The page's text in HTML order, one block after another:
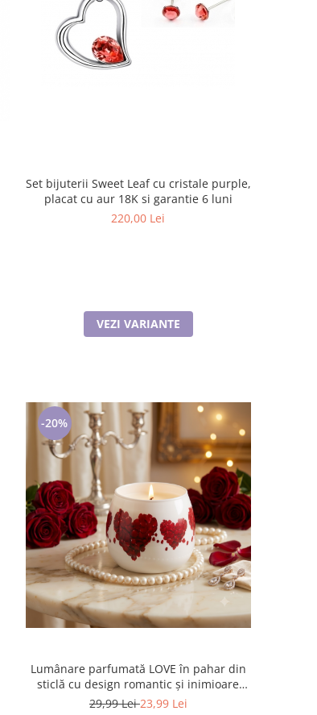
Set bijuterii Sweet Leaf cu cristale purple,
placat cu aur 18K si garantie 6 luni
220,00 Lei
VEZI VARIANTE
-20%
Lumânare parfumată LOVE în pahar din
sticlă cu design romantic și inimioare
roșii,
29,99 Lei23,99 Lei